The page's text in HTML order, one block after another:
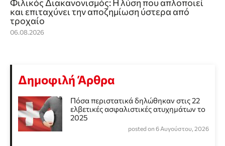
Φιλικός Διακανονισμός: Η λύση που απλοποιεί
και επιταχύνει την αποζημίωση ύστερα από
τροχαίο
06.08.2026
Δημοφιλή Άρθρα
Πόσα περιστατικά δηλώθηκαν στις 22
ελβετικές ασφαλιστικές ατυχημάτων το
2025
posted on 6 Αυγούστου, 2026